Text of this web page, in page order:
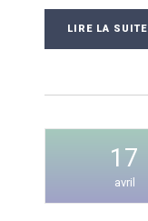
LIRE LA SUITE
17
avril